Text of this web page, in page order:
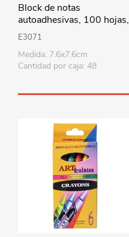
Block de notas
autoadhesivas, 100 hojas,
en bolsa, varios colores,
PACK x12
E3071
Medida: 7.6x7.6cm
Cantidad por caja: 48